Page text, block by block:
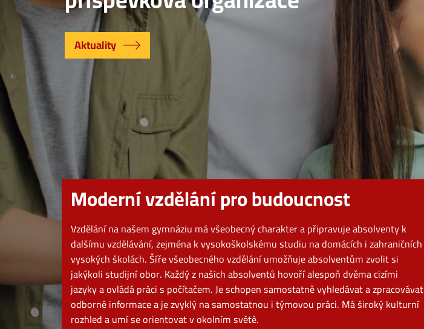
Aktuality
Moderní vzdělání pro budoucnost
Vzdělání na našem gymnáziu má všeobecný charakter a připravuje absolventy k
dalšímu vzdělávání, zejména k vysokoškolskému studiu na domácích i zahraničních
vysokých školách. Šíře všeobecného vzdělání umožňuje absolventům zvolit si
jakýkoli studijní obor. Každý z našich absolventů hovoří alespoň dvěma cizími
jazyky a ovládá práci s počítačem. Je schopen samostatně vyhledávat a zpracovávat
odborné informace a je zvyklý na samostatnou i týmovou práci. Má široký kulturní
rozhled a umí se orientovat v okolním světě.